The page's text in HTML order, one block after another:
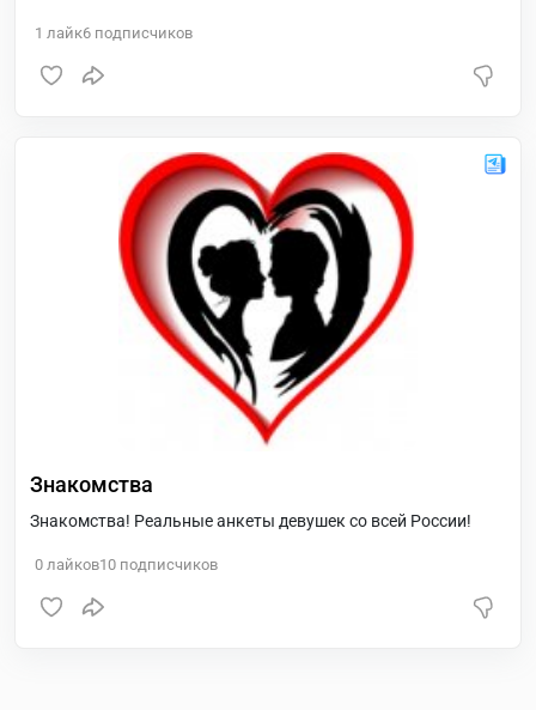
1 лайк6 подписчиков
Знакомства
Знакомства! Реальные анкеты девушек со всей России!
0 лайков10 подписчиков